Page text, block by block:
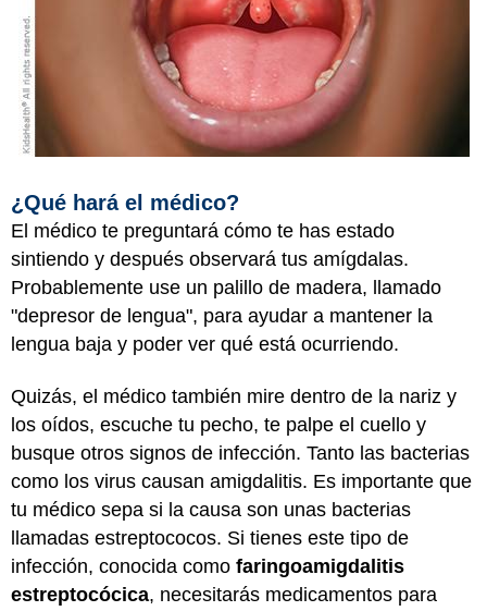
¿Qué hará el médico?
El médico te preguntará cómo te has estado
sintiendo y después observará tus amígdalas.
Probablemente use un palillo de madera, llamado
"depresor de lengua", para ayudar a mantener la
lengua baja y poder ver qué está ocurriendo.
Quizás, el médico también mire dentro de la nariz y
los oídos, escuche tu pecho, te palpe el cuello y
busque otros signos de infección. Tanto las bacterias
como los virus causan amigdalitis. Es importante que
tu médico sepa si la causa son unas bacterias
llamadas estreptococos. Si tienes este tipo de
infección, conocida como faringoamigdalitis
estreptocócica, necesitarás medicamentos para